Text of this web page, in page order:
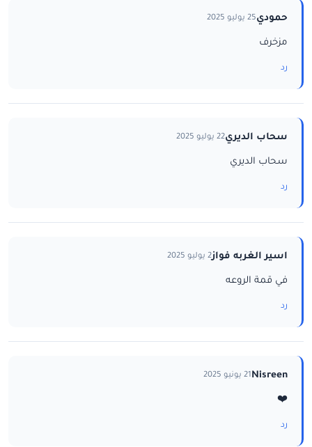
حمودي25 يوليو 2025
مزخرف
رد
سحاب الديري22 يوليو 2025
سحاب الديري
رد
اسير الغربه فواز2 يوليو 2025
في قمة الروعه
رد
Nisreen21 يونيو 2025
❤️
رد